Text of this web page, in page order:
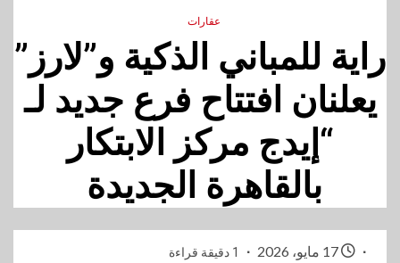
عقارات
راية للمباني الذكية و”لارز”
يعلنان افتتاح فرع جديد لـ
“إيدج مركز الابتكار
بالقاهرة الجديدة
1 دقيقة قراءة